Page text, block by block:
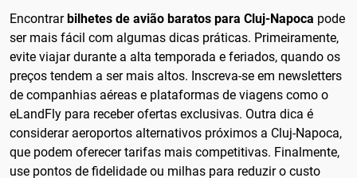
Encontrar bilhetes de avião baratos para Cluj-Napoca pode
ser mais fácil com algumas dicas práticas. Primeiramente,
evite viajar durante a alta temporada e feriados, quando os
preços tendem a ser mais altos. Inscreva-se em newsletters
de companhias aéreas e plataformas de viagens como o
eLandFly para receber ofertas exclusivas. Outra dica é
considerar aeroportos alternativos próximos a Cluj-Napoca,
que podem oferecer tarifas mais competitivas. Finalmente,
use pontos de fidelidade ou milhas para reduzir o custo